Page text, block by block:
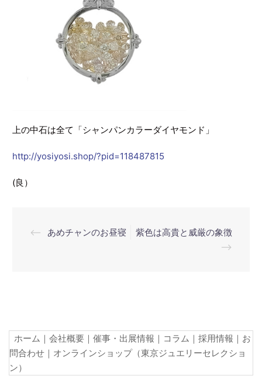
上の中石は全て「シャンパンカラーダイヤモンド」
http://yosiyosi.shop/?pid=118487815
(良）
投
シ
ョ
ン
⟵ あめチャンのお昼寝
紫色は高貴と威厳の象徴
⟶
ホーム ｜ 会社概要 ｜ 催事・出展情報 ｜ コラム ｜ 採用情報 ｜ お
問合わせ ｜ オンラインショップ（東京ジュエリーセレクショ
ン）